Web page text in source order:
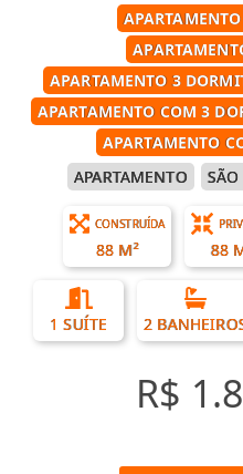
APARTAMENTO 3
APARTAMENTO COM 3
APARTAMENTO
APARTAMENTO
SÃO
CONSTRUÍDA
88 M² 88
1 SUÍTE 2
R$